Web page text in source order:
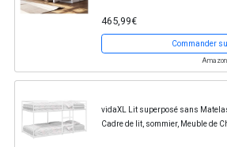
465,99€
Commander
vidaXL Lit superposé sans
Cadre de lit, sommier, Meuble de